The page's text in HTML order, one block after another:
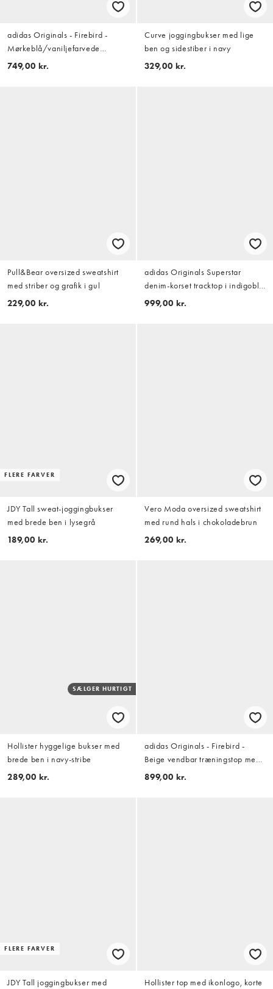
adidas Originals - Firebird -
Mørkeblå/vaniljefarvede
træningsbukser med nålestriber
749,00 kr.
Curve joggingbukser med lige
ben og sidestiber i navy
329,00 kr.
Pull&Bear oversized sweatshirt
med striber og grafik i gul
229,00 kr.
adidas Originals Superstar
denim-korset tracktop i indigoblå
denim
999,00 kr.
FLERE FARVER
JDY Tall sweat-joggingbukser
med brede ben i lysegrå
189,00 kr.
Vero Moda oversized sweatshirt
med rund hals i chokoladebrun
269,00 kr.
SÆLGER HURTIGT
Hollister hyggelige bukser med
brede ben i navy-stribe
289,00 kr.
adidas Originals - Firebird -
Beige vendbar træningstop med
røde detaljer
899,00 kr.
FLERE FARVER
JDY Tall joggingbukser med
Hollister top med ikonlogo, korte